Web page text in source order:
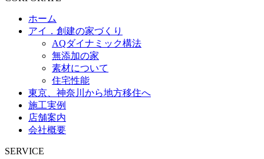
ホーム
アイ．創建の家づくり
AQダイナミック構法
無添加の家
素材について
住宅性能
東京、神奈川から地方移住へ
施工実例
店舗案内
会社概要
SERVICE